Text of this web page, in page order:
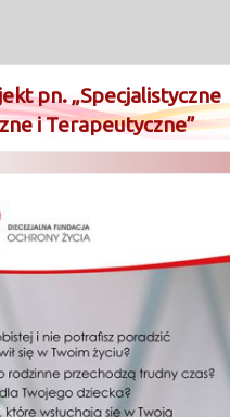
pn. „Specjalistyczne
i Terapeutyczne”